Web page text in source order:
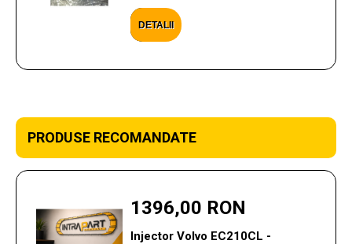
DETALII
PRODUSE RECOMANDATE
1396,00 RON
Injector Volvo EC210CL -